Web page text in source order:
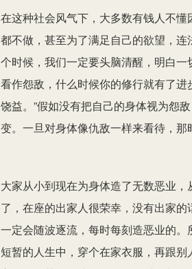
在这种社会风气下，大多数有钱人不
都不做，甚至为了满足自己的欲望，
个时候，我们一定要头脑清醒，明白
看作怨敌，什么时候你的修行就有了
饶益。”假如没有把自己的身体视为怨
变。一旦对身体像仇敌一样来看待，那
大家从小到现在为身体造了无数恶业
了，在座的出家人很荣幸，没有出家
一定会随波逐流，每时每刻造恶业的
短暂的人生中，穿个在家衣服，再跟